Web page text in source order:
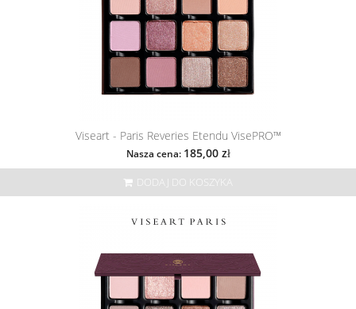
Viseart - Paris Reveries Etendu VisePRO™
Nasza cena: 185,00 zł
DODAJ DO KOSZYKA